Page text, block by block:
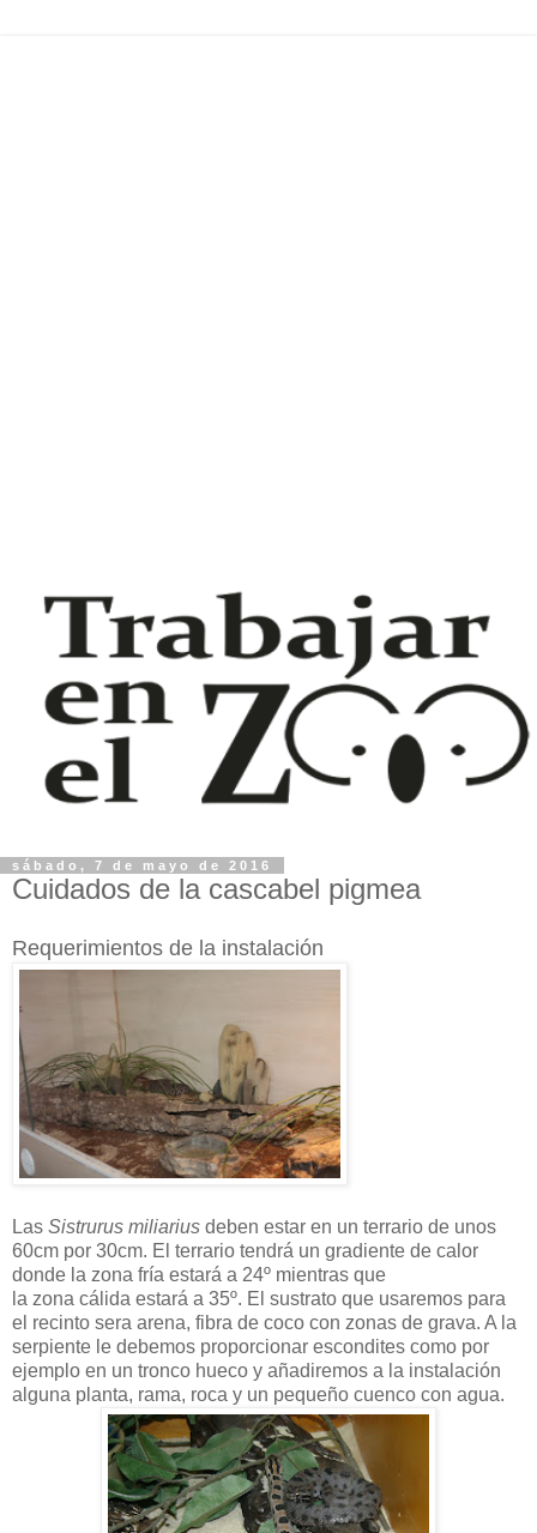
sábado, 7 de mayo de 2016
Cuidados de la cascabel pigmea
Requerimientos de la instalación
Las Sistrurus miliarius deben estar en un terrario de unos
60cm por 30cm. El terrario tendrá un gradiente de calor
donde la zona fría estará a 24º mientras que
la zona cálida estará a 35º. El sustrato que usaremos para
el recinto sera arena, fibra de coco con zonas de grava. A la
serpiente le debemos proporcionar escondites como por
ejemplo en un tronco hueco y añadiremos a la instalación
alguna planta, rama, roca y un pequeño cuenco con agua.